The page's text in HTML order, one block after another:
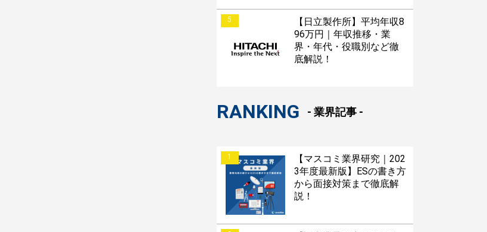
5
【日立製作所】平均年収8
96万円｜年収推移・業
界・年代・役職別など徹
底解説！
RANKING - 業界記事 -
1
【マスコミ業界研究｜202
3年度最新版】ESの書き方
から面接対策まで徹底解
説！